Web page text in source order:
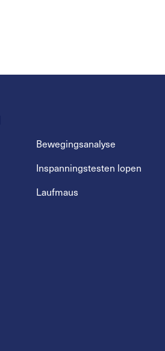
Bewegingsanalyse
Inspanningstesten lopen
Laufmaus